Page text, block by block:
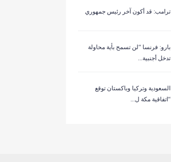
ترامب: قد أكون آخر رئيس جمهوري
بارو: فرنسا “لن تسمح بأية محاولة
تدخل أجنبية...
السعودية وتركيا وباكستان توقع
“اتفاقية مكة ل...